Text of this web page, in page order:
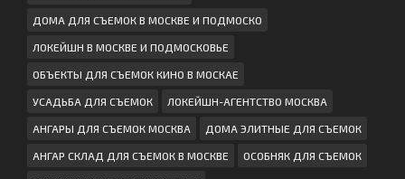
ДОМА ДЛЯ СЪЕМОК В МОСКВЕ И ПОДМОСКО
ЛОКЕЙШН В МОСКВЕ И ПОДМОСКОВЬЕ
ОБЪЕКТЫ ДЛЯ СЪЕМОК КИНО В МОСКАЕ
УСАДЬБА ДЛЯ СЪЕМОК ЛОКЕЙШН-АГЕНТСТВО МОСКВА
АНГАРЫ ДЛЯ СЪЕМОК МОСКВА ДОМА ЭЛИТНЫЕ ДЛЯ СЪЕМОК
АНГАР СКЛАД ДЛЯ СЪЕМОК В МОСКВЕ ОСОБНЯК ДЛЯ СЪЕМОК